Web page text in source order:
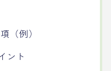
（例）
ント